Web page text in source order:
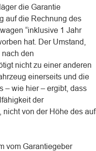
die Garantie
auf die Rechnung des
“inklusive 1 Jahr
hat. Der Umstand,
den
nicht zu einer anderen
einerseits und die
– wie hier – ergibt, dass
der
nicht von der Höhe des auf
vom Garantiegeber